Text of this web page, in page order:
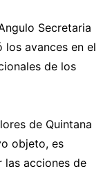
Secretaria
los avances en el
de los
de Quintana
objeto, es
las acciones de